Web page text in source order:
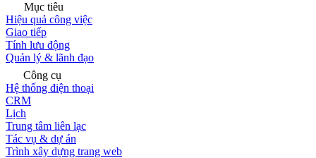
Mục tiêu
Hiệu quả công việc
Giao tiếp
Tính lưu động
Quản lý & lãnh đạo
Công cụ
Hệ thống điện thoại
CRM
Lịch
Trung tâm liên lạc
Tác vụ & dự án
Trình xây dựng trang web